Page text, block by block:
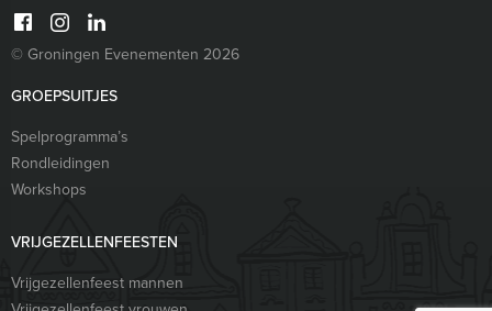
© Groningen Evenementen 2026
GROEPSUITJES
Spelprogramma’s
Rondleidingen
Workshops
VRIJGEZELLENFEESTEN
Vrijgezellenfeest mannen